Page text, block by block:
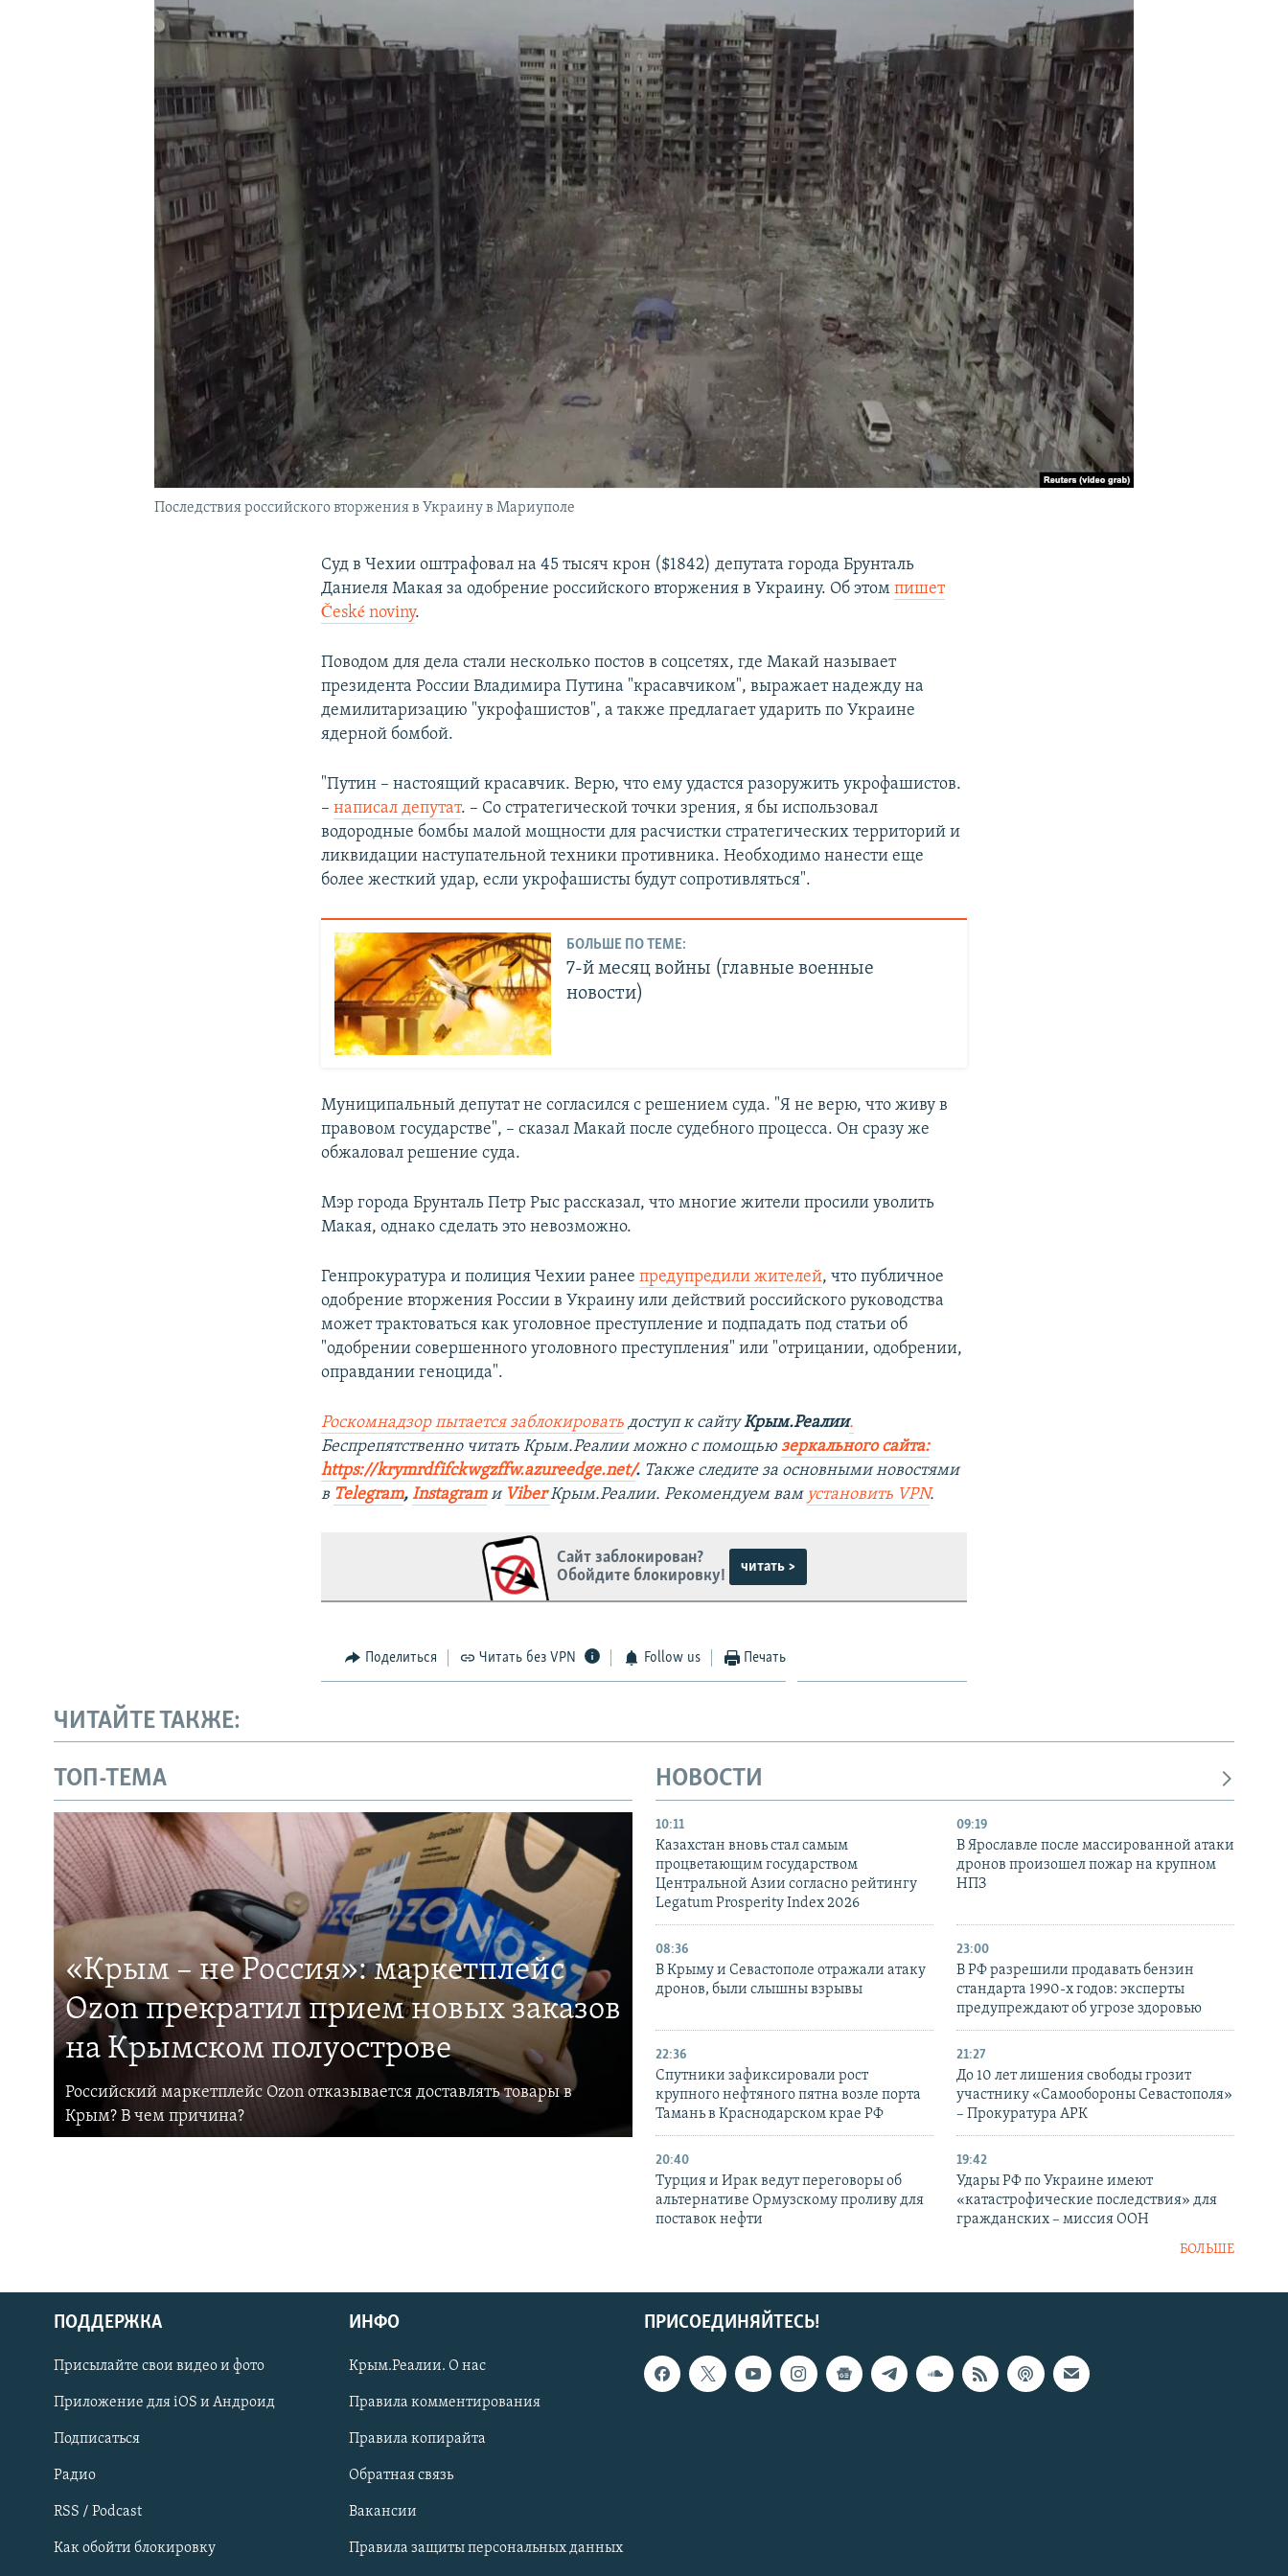
КРЫМ.НЕПОКОРЕННЫЙ
УКРАИНСКАЯ ПРОБЛЕМА КРЫМА
Українською
Qırımtatar
ПРИСОЕДИНЯЙТЕСЬ!
Последствия российского вторжения в Украину в Мариуполе
Суд в Чехии оштрафовал на 45 тысяч крон ($1842) депутата города Брунталь
Даниеля Макая за одобрение российского вторжения в Украину. Об этомпишет
České noviny.
Поводом для дела стали несколько постов в соцсетях, где Макай называет
президента России Владимира Путина "красавчиком", выражает надежду на
демилитаризацию "укрофашистов", а также предлагает ударить по Украине
ядерной бомбой.
"Путин – настоящий красавчик. Верю, что ему удастся разоружить укрофашистов.
–написал депутат. – Со стратегической точки зрения, я бы использовал
водородные бомбы малой мощности для расчистки стратегических территорий и
ликвидации наступательной техники противника. Необходимо нанести еще
более жесткий удар, если укрофашисты будут сопротивляться".
БОЛЬШЕ ПО ТЕМЕ:
7-й месяц войны (главные военные
новости)
Муниципальный депутат не согласился с решением суда. "Я не верю, что живу в
правовом государстве", – сказал Макай после судебного процесса. Он сразу же
обжаловал решение суда.
Мэр города Брунталь Петр Рыс рассказал, что многие жители просили уволить
Макая, однако сделать это невозможно.
Генпрокуратура и полиция Чехии ранеепредупредили жителей, что публичное
одобрение вторжения России в Украину или действий российского руководства
может трактоваться как уголовное преступление и подпадать под статьи об
"одобрении совершенного уголовного преступления" или "отрицании, одобрении,
оправдании геноцида".
Роскомнадзор пытается заблокировать доступ к сайтуКрым.Реалии.
Беспрепятственно читать Крым.Реалии можно с помощьюзеркального сайта:
https://krymrdfifckwgzffw.azureedge.net/. ​ Также следите за основными новостями
в Telegram, Instagram и ViberКрым.Реалии. Рекомендуем вам установить VPN.
Сайт заблокирован?
Обойдите блокировку!
читать >
Поделиться Читать без VPN Follow us Печать
ЧИТАЙТЕ ТАКЖЕ:
ТОП-ТЕМА
«Крым – не Россия»: маркетплейс
Ozon прекратил прием новых заказов
на Крымском полуострове
Российский маркетплейс Ozon отказывается доставлять товары в
Крым? В чем причина?
НОВОСТИ
10:11
Казахстан вновь стал самым
процветающим государством
Центральной Азии согласно рейтингу
Legatum Prosperity Index 2026
09:19
В Ярославле после массированной атаки
дронов произошел пожар на крупном
НПЗ
08:36
В Крыму и Севастополе отражали атаку
дронов, были слышны взрывы
23:00
В РФ разрешили продавать бензин
стандарта 1990-х годов: эксперты
предупреждают об угрозе здоровью
22:36
Спутники зафиксировали рост
крупного нефтяного пятна возле порта
Тамань в Краснодарском крае РФ
21:27
До 10 лет лишения свободы грозит
участнику «Самообороны Севастополя»
– Прокуратура АРК
20:40
Турция и Ирак ведут переговоры об
альтернативе Ормузскому проливу для
поставок нефти
19:42
Удары РФ по Украине имеют
«катастрофические последствия» для
гражданских – миссия ООН
БОЛЬШЕ
ПРИСОЕДИНЯЙТЕСЬ!
ПОДДЕРЖКА
Присылайте свои видео и фото
Приложение для iOS и Андроид
Подписаться
Радио
RSS / Podcast
Как обойти блокировку
ИНФО
Крым.Реалии. О нас
Правила комментирования
Правила копирайта
Обратная связь
Вакансии
Правила защиты персональных данных